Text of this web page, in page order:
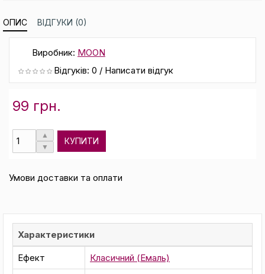
ОПИС ВІДГУКИ (0)
Виробник: MOON
Відгуків: 0 / Написати відгук
99 грн.
КУПИТИ
Умови доставки та оплати
Характеристики
Ефект
Класичний (Емаль)